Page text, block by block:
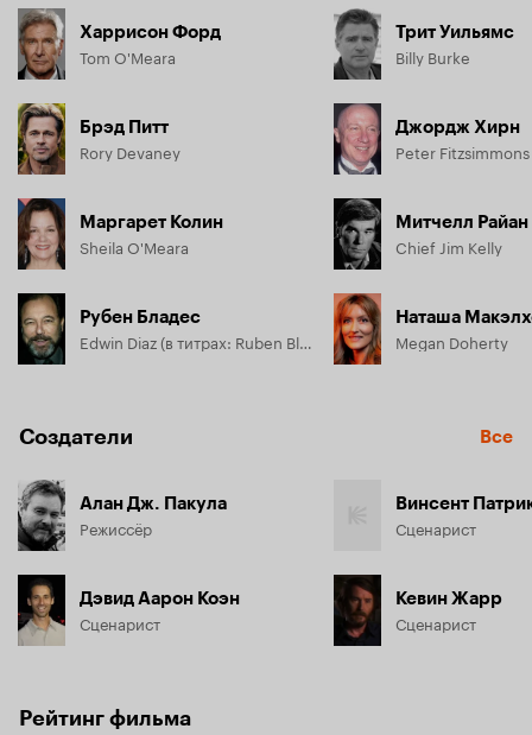
Харрисон Форд
Tom O'Meara
Брэд Питт
Rory Devaney
Маргарет Колин
Sheila O'Meara
Рубен Бладес
Трит Уильямс
Billy Burke
Джордж Хирн
Peter Fitzsimmons
Митчелл Райан
Chief Jim Kelly
Наташа
Megan Doherty
Создатели Все
Алан Дж. Пакула
Режиссёр
Дэвид Аарон Коэн
Сценарист
Винсент
Сценарист
Кевин Жарр
Сценарист
Рейтинг фильма